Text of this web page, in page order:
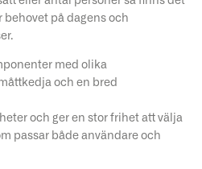
behovet på dagens och
med olika
och en bred
och ger en stor frihet att välja
passar både användare och